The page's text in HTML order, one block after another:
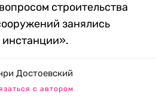
строительства
занялись
Достоевский
с автором